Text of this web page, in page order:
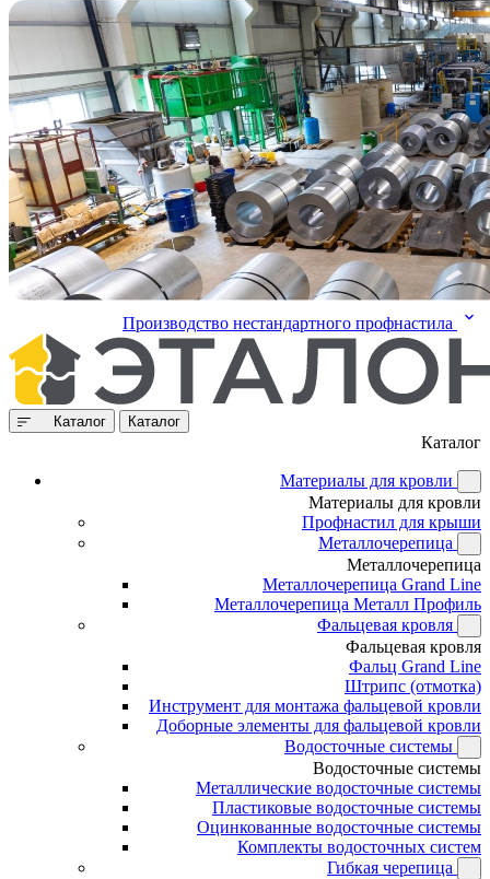
Производство нестандартного профнастила
Каталог Каталог
Каталог
Материалы для кровли
Материалы для кровли
Профнастил для крыши
Металлочерепица
Металлочерепица
Металлочерепица Grand Line
Металлочерепица Металл Профиль
Фальцевая кровля
Фальцевая кровля
Фальц Grand Line
Штрипс (отмотка)
Инструмент для монтажа фальцевой кровли
Доборные элементы для фальцевой кровли
Водосточные системы
Водосточные системы
Металлические водосточные системы
Пластиковые водосточные системы
Оцинкованные водосточные системы
Комплекты водосточных систем
Гибкая черепица